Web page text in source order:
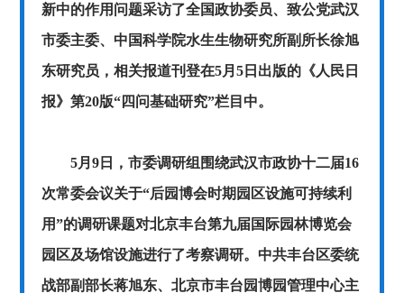
新中的作用问题采访了全国政协委员、致公党武汉
市委主委、中国科学院水生生物研究所副所长徐旭
东研究员，相关报道刊登在5月5日出版的《人民日
报》第20版“四问基础研究”栏目中。
5月9日，市委调研组围绕武汉市政协十二届16
次常委会议关于“后园博会时期园区设施可持续利
用”的调研课题对北京丰台第九届国际园林博览会
园区及场馆设施进行了考察调研。中共丰台区委统
战部副部长蒋旭东、北京市丰台园博园管理中心主